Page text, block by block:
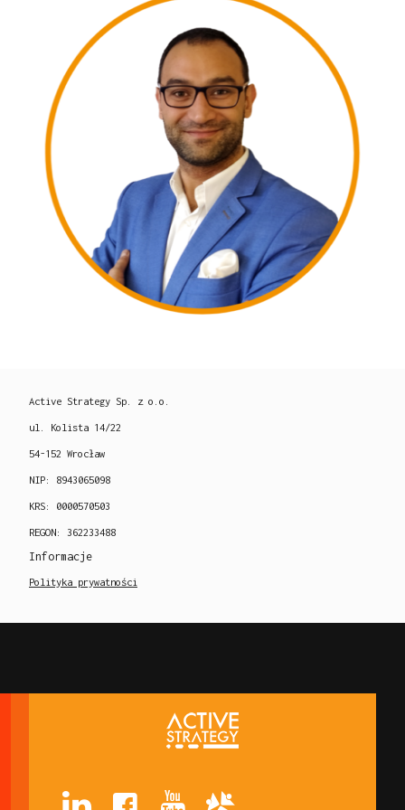
Active Strategy Sp. z o.o.
ul. Kolista 14/22
54-152 Wrocław
NIP: 8943065098
KRS: 0000570503
REGON: 362233488
Informacje
Polityka prywatności